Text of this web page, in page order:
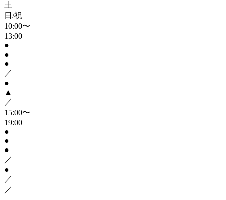
土
日/祝
10:00〜
13:00
●
●
●
／
●
▲
／
15:00〜
19:00
●
●
●
／
●
／
／